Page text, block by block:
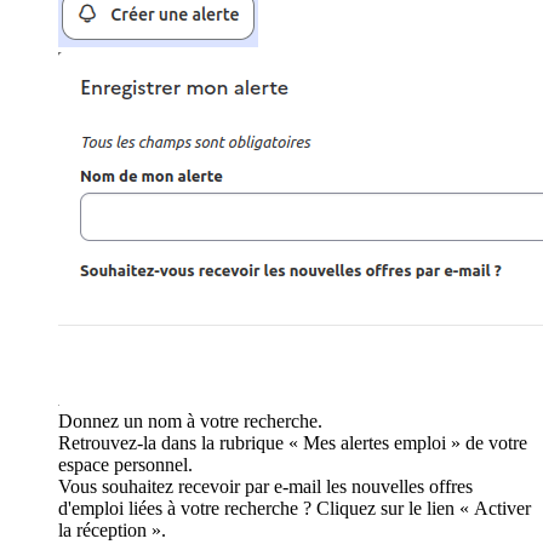
Donnez un nom à votre recherche.
Retrouvez-la dans la rubrique « Mes alertes emploi » de votre
espace personnel.
Vous souhaitez recevoir par e-mail les nouvelles offres
d'emploi liées à votre recherche ? Cliquez sur le lien « Activer
la réception ».